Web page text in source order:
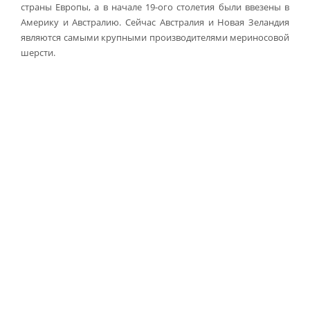
страны Европы, а в начале 19-ого столетия были ввезены в
Америку и Австралию. Сейчас Австралия и Новая Зеландия
являются самыми крупными производителями мериносовой
шерсти.